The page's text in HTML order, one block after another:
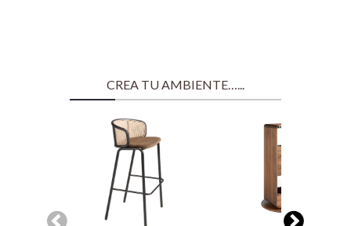
CREA TU AMBIENTE…...